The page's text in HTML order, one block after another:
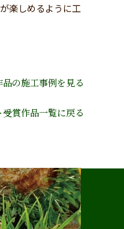
楽しめるように工
品の施工事例を見る
受賞作品一覧に戻る